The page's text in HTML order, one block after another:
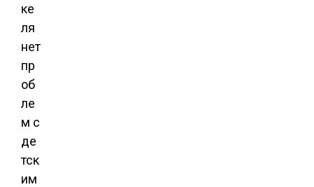
ке
ля
нет
пр
об
ле
м с
де
тск
им